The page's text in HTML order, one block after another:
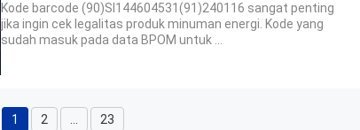
Kode barcode (90)SI144604531(91)240116 sangat penting
jika ingin cek legalitas produk minuman energi. Kode yang
sudah masuk pada data BPOM untuk ...
Page
1 Page
2 Page
23